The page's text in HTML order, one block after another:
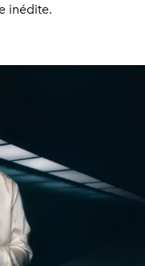
inédite.